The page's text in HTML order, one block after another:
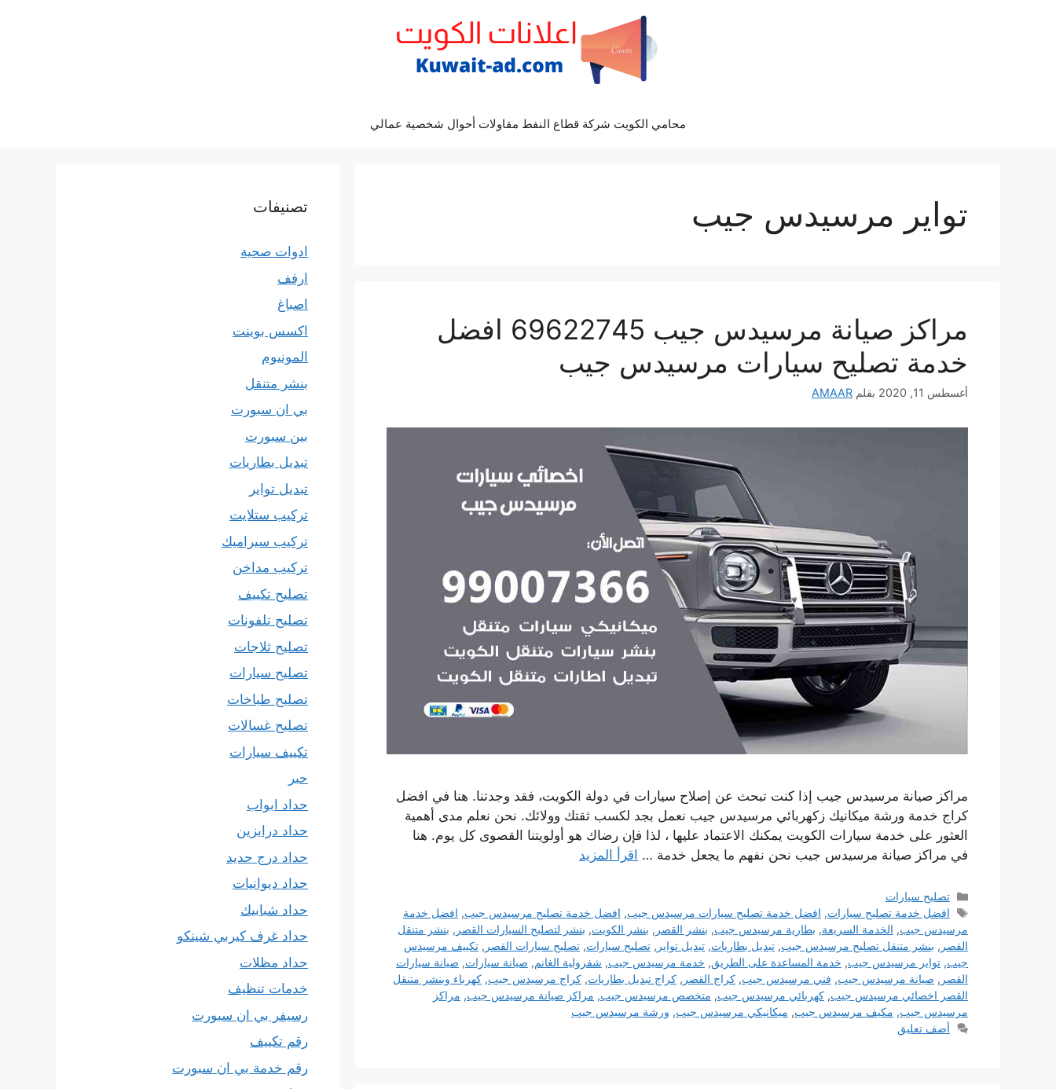
محامي الكويت شركة قطاع النفط مقاولات أحوال شخصية عمالي
تواير مرسيدس جيب
مراكز صيانة مرسيدس جيب 69622745 افضل
خدمة تصليح سيارات مرسيدس جيب
أغسطس 11, 2020 بقلم AMAAR
مراكز صيانة مرسيدس جيب إذا كنت تبحث عن إصلاح سيارات في دولة الكويت، فقد وجدتنا. هنا في افضل
كراج خدمة ورشة ميكانيك زكهربائي مرسيدس جيب نعمل بجد لكسب ثقتك وولائك. نحن نعلم مدى أهمية
العثور على خدمة سيارات الكويت يمكنك الاعتماد عليها ، لذا فإن رضاك ​​هو أولويتنا القصوى كل يوم. هنا
في مراكز صيانة مرسيدس جيب نحن نفهم ما يجعل خدمة … اقرأ المزيد
التصنيفات
تصليح سيارات
الوسوم
افضل خدمة تصليح سيارات, افضل خدمة تصليح سيارات مرسيدس جيب, افضل خدمة تصليح مرسيدس جيب, افضل خدمة
مرسيدس جيب, الخدمة السريعة, بطارية مرسيدس جيب, بنشر القصر , بنشر الكويت, بنشر لتصليح السيارات القصر , بنشر متنقل
القصر , بنشر متنقل تصليح مرسيدس جيب, تبديل بطاريات, تبديل تواير , تصليح سيارات, تصليح سيارات القصر , تكييف مرسيدس
جيب, تواير مرسيدس جيب, خدمة المساعدة على الطريق, خدمة مرسيدس جيب, شفرولية الغانم, صيانة سيارات, صيانة سيارات
القصر , صيانة مرسيدس جيب, فني مرسيدس جيب, كراج القصر , كراج تبديل بطاريات, كراج مرسيدس جيب, كهرباء وبنشر متنقل
القصر اخصائي مرسيدس جيب, كهربائي مرسيدس جيب, متخصص مرسيدس جيب, مراكز صيانة مرسيدس جيب, مراكز
مرسيدس جيب, مكيف مرسيدس جيب, ميكانيكي مرسيدس جيب, ورشة مرسيدس جيب
أضف تعليق
تصنيفات
ادوات صحية
ارفف
اصباغ
اكسس بوينت
المونيوم
بنشر متنقل
بي ان سبورت
بين سبورت
تبديل بطاريات
تبديل تواير
تركيب ستلايت
تركيب سيراميك
تركيب مداخن
تصليح تكييف
تصليح تلفونات
تصليح ثلاجات
تصليح سيارات
تصليح طباخات
تصليح غسالات
تكييف سيارات
حبر
حداد ابواب
حداد درابزين
حداد درج حديد
حداد ديوانيات
حداد شبابيك
حداد غرف كيربي شينكو
حداد مظلات
خدمات تنظيف
رسيفر بي ان سبورت
رقم تكييف
رقم خدمة بي ان سبورت